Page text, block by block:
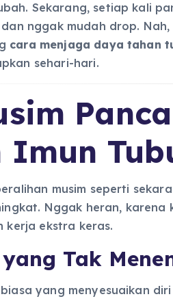
Sekarang, setiap kali
nggak mudah drop.
cara menjaga daya tahan
sehari-hari.
Imun
musim seperti
Nggak heran,
kerja ekstra keras.
Tak
yang menyesuaikan